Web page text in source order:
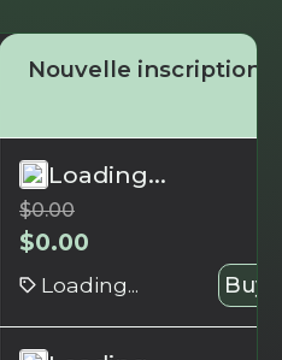
Nouvelle inscription
Loading...
$0.00
$0.00
Loading... Buy